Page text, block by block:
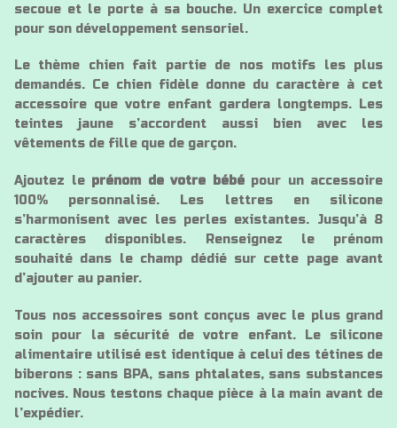
secoue et le porte à sa bouche. Un exercice complet
pour son développement sensoriel.
Le thème chien fait partie de nos motifs les plus
demandés. Ce chien fidèle donne du caractère à cet
accessoire que votre enfant gardera longtemps. Les
teintes jaune s’accordent aussi bien avec les
vêtements de fille que de garçon.
Ajoutez le prénom de votre bébépour un accessoire
100% personnalisé. Les lettres en silicone
s’harmonisent avec les perles existantes. Jusqu’à 8
caractères disponibles. Renseignez le prénom
souhaité dans le champ dédié sur cette page avant
d’ajouter au panier.
Tous nos accessoires sont conçus avec le plus grand
soin pour la sécurité de votre enfant. Le silicone
alimentaire utilisé est identique à celui des tétines de
biberons : sans BPA, sans phtalates, sans substances
nocives. Nous testons chaque pièce à la main avant de
l’expédier.